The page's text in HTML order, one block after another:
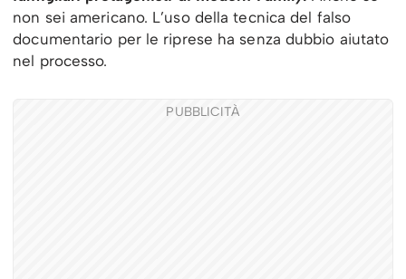
non sei americano. L’uso della tecnica del falso
documentario per le riprese ha senza dubbio aiutato
nel processo.
PUBBLICITÀ